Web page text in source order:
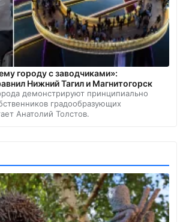
городу с заводчиками»:
Нижний Тагил и Магнитогорск
демонстрируют принципиально
градообразующих
Анатолий Толстов.